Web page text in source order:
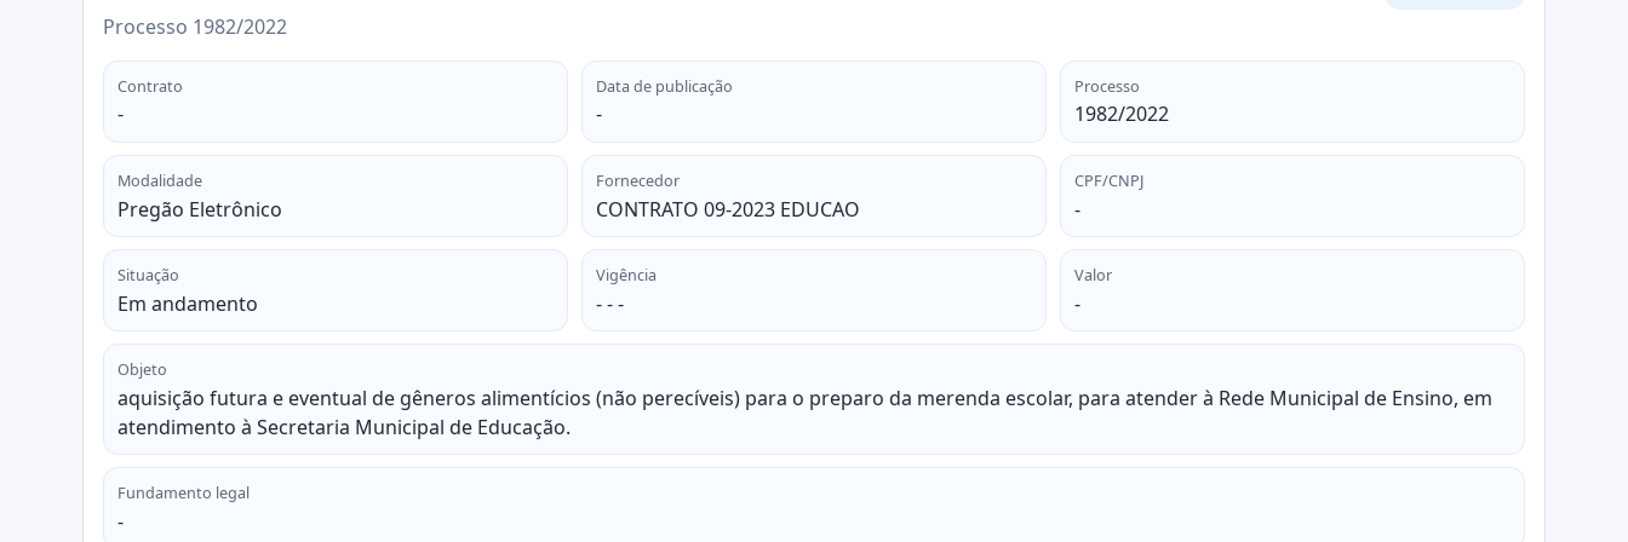
Processo 1982/2022
Contrato
-
Data de publicação
-
Processo
1982/2022
Modalidade
Pregão Eletrônico
Fornecedor
CONTRATO 09-2023 EDUCAO
CPF/CNPJ
-
Situação
Em andamento
Vigência
- - -
Valor
-
Objeto
aquisição futura e eventual de gêneros alimentícios (não perecíveis) para o preparo da merenda escolar, para atender à Rede Municipal de Ensino, em
atendimento à Secretaria Municipal de Educação.
Fundamento legal
-